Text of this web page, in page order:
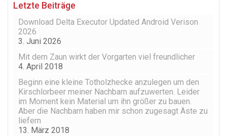
Letzte Beiträge
Download Delta Executor Updated Android Verison
2026
3. Juni 2026
Mit dem Zaun wirkt der Vorgarten viel freundlicher
4. April 2018
Beginn eine kleine Totholzhecke anzulegen um den
Kirschlorbeer meiner Nachbarn aufzuwerten. Leider
im Moment kein Material um ihn größer zu bauen.
Aber die Nachbarn haben mir schon zugesagt Äste zu
liefern
13. März 2018